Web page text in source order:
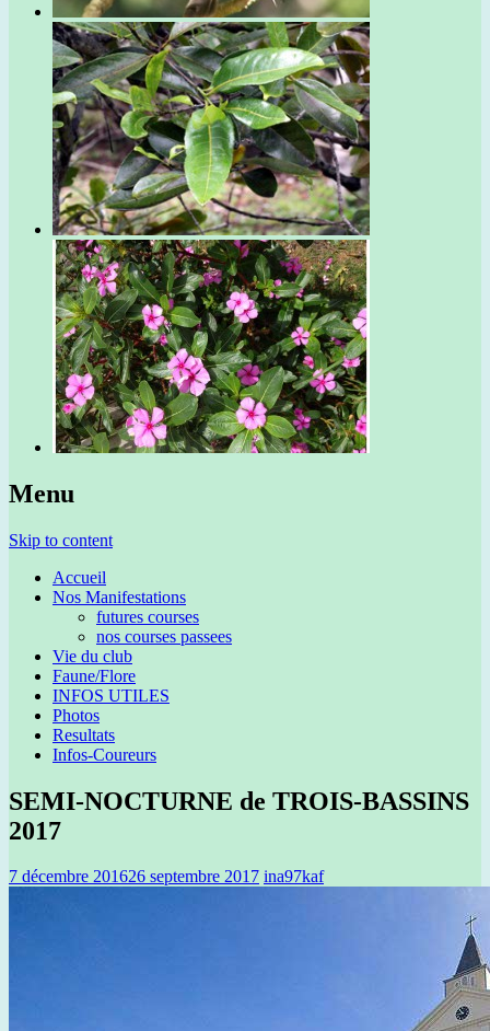
Menu
Skip to content
Accueil
Nos Manifestations
futures courses
nos courses passees
Vie du club
Faune/Flore
INFOS UTILES
Photos
Resultats
Infos-Coureurs
SEMI-NOCTURNE de TROIS-BASSINS
2017
7 décembre 201626 septembre 2017 ina97kaf